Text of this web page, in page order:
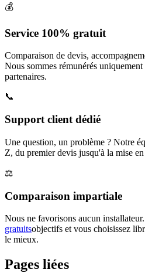
💰
Service 100% gratuit
Comparaison de devis,
Nous sommes rémunérés
partenaires.
📞
Support client dédié
Une question, un problème ? Notre
Z, du premier devis jusqu'à la mise
⚖️
Comparaison impartiale
Nous ne favorisons aucun
gratuitsobjectifs et vous choisissez
le mieux.
Pages liées